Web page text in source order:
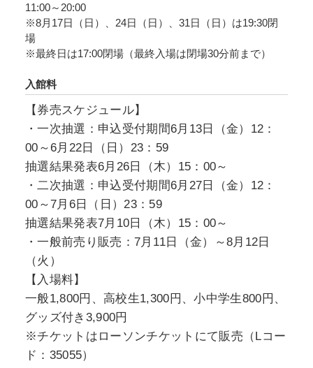
11:00～20:00
※8月17日（日）、24日（日）、31日（日）は19:30閉
場
※最終日は17:00閉場（最終入場は閉場30分前まで）
入館料
【券売スケジュール】
・一次抽選：申込受付期間6月13日（金）12：
00～6月22日（日）23：59
抽選結果発表6月26日（木）15：00～
・二次抽選：申込受付期間6月27日（金）12：
00～7月6日（日）23：59
抽選結果発表7月10日（木）15：00～
・一般前売り販売：7月11日（金）～8月12日
（火）
【入場料】
一般1,800円、高校生1,300円、小中学生800円、
グッズ付き3,900円
※チケットはローソンチケットにて販売（Lコー
ド：35055）